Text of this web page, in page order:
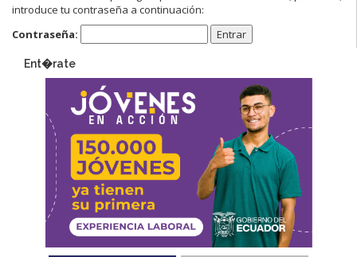
introduce tu contraseña a continuación:
Contraseña:
Ent�rate